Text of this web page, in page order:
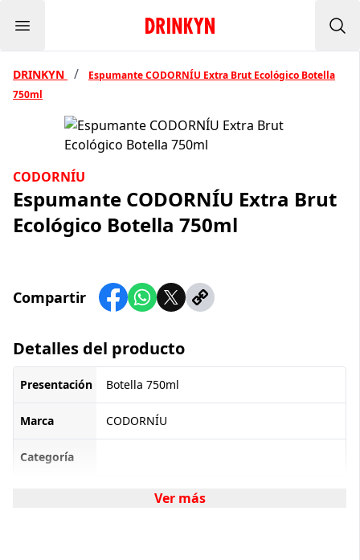
Menu Inicio Drinkyn
DRINKYN /
Espumante CODORNÍU Extra Brut Ecológico Botella
750ml
CODORNÍU
Espumante CODORNÍU Extra Brut
Ecológico Botella 750ml
Compartir
Detalles del producto
Presentación Botella 750ml
Marca CODORNÍU
Categoría
Ver más